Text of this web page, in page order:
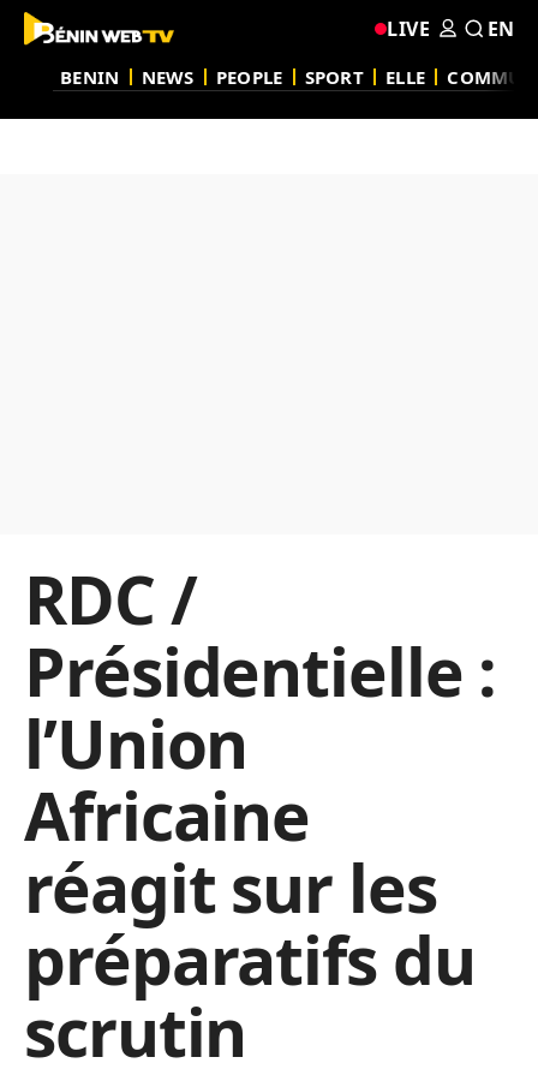
BENIN NEWS PEOPLE SPORT ELLE
LIVE EN
RDC /
Présidentielle :
l’Union
Africaine
réagit sur les
préparatifs du
scrutin